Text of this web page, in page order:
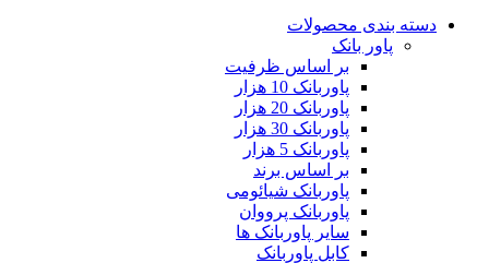
دسته بندی محصولات
پاور بانک
بر اساس ظرفیت
پاوربانک 10 هزار
پاوربانک 20 هزار
پاوربانک 30 هزار
پاوربانک 5 هزار
بر اساس برند
پاوربانک شیائومی
پاوربانک پرووان
سایر پاوربانک ها
کابل پاوربانک